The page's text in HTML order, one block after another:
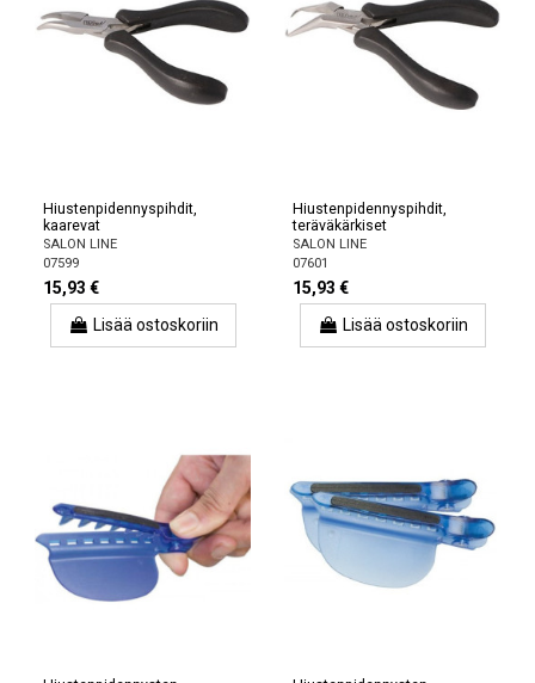
Hiustenpidennyspihdit,
kaarevat
SALON LINE
07599
15,93 €
Lisää ostoskoriin
Hiustenpidennyspihdit,
teräväkärkiset
SALON LINE
07601
15,93 €
Lisää ostoskoriin